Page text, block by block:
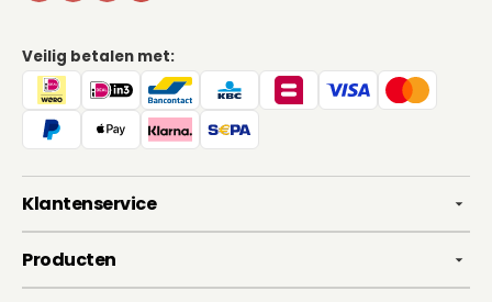
Veilig betalen met:
Klantenservice
Producten